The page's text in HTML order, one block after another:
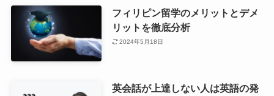
フィリピン留学のメリットとデメ
リットを徹底分析
2024年5月18日
英会話が上達しない人は英語の発